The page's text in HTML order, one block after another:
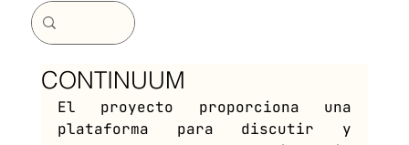
CONTINUUM
El proyecto proporciona una
plataforma para discutir y